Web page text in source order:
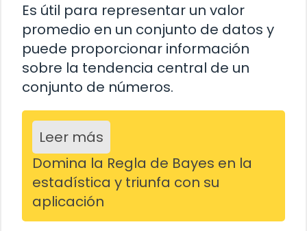
Es útil para representar un valor
promedio en un conjunto de datos y
puede proporcionar información
sobre la tendencia central de un
conjunto de números.
Leer más
Domina la Regla de Bayes en la
estadística y triunfa con su
aplicación